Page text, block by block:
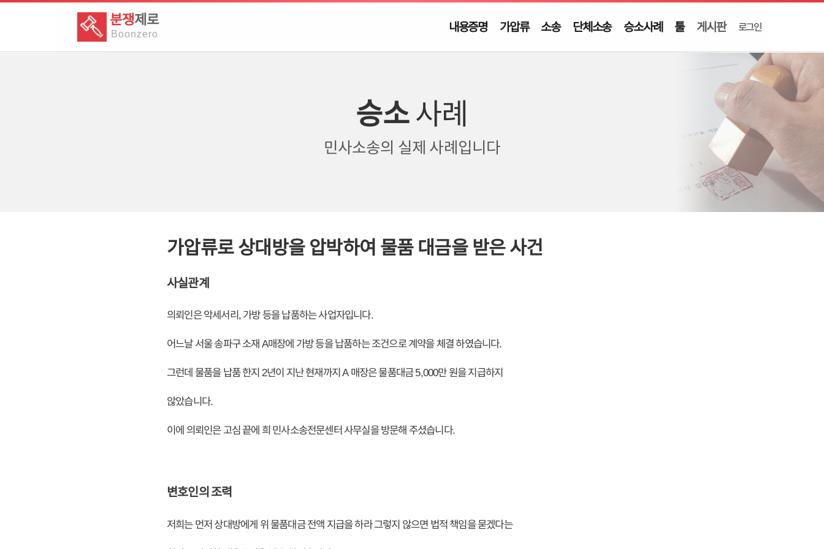
분쟁제로
Boonzero 내용증명 가압류 소송 단체소송 승소사례 툴 게시판 로그인
승소사례
민사소송의 실제 사례입니다
가압류로 상대방을 압박하여 물품 대금을 받은 사건
사실관계
의뢰인은 악세서리, 가방 등을 납품하는 사업자입니다.
어느날 서울 송파구 소재 A매장에 가방 등을 납품하는 조건으로 계약을 체결 하였습니다.
그런데 물품을 납품 한지 2년이 지난 현재까지 A 매장은 물품대금 5,000만 원을 지급하지
않았습니다.
이에 의뢰인은 고심 끝에 희 민사소송전문센터 사무실을 방문해 주셨습니다.
변호인의 조력
저희는 먼저 상대방에게 위 물품대금 전액 지급을 하라 그렇지 않으면 법적 책임을 묻겠다는